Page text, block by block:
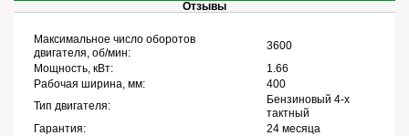
Отзывы
Максимальное число оборотов
двигателя, об/мин:
3600
Мощность, кВт:
1.66
Рабочая ширина, мм:
400
Тип двигателя:
Бензиновый 4-х
тактный
Гарантия:
24 месяца